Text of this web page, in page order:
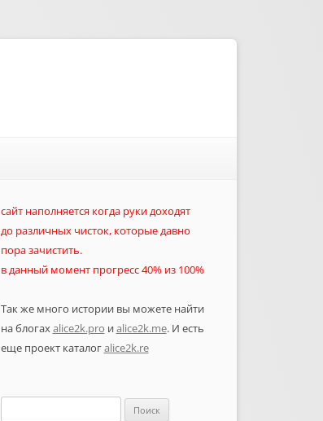
сайт наполняется когда руки доходят
до различных чисток, которые давно
пора зачистить.
в данный момент прогресс 40% из 100%
Так же много истории вы можете найти
на блогахalice2k.pro иalice2k.me. И есть
еще проект каталогalice2k.re